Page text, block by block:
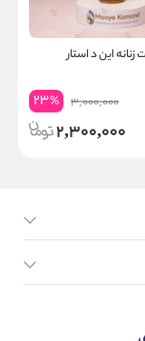
این د استار
3,000,000
23%
2,300,000